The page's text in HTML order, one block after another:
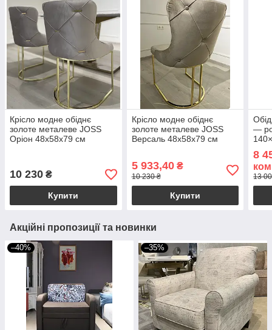
Крісло модне обіднє
золоте металеве JOSS
Оріон 48х58х79 см
10 230 ₴
Купити
Крісло модне обіднє
золоте металеве JOSS
Версаль 48х58х79 см
5 933,40₴
10 230 ₴
Купити
—
8
13
Акційні пропозиції та новинки
–40% –35%